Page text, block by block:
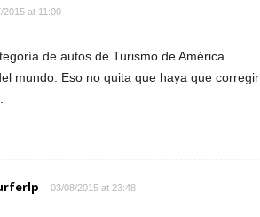
2015 at 11:00
de autos de Turismo de América
mundo. Eso no quita que haya que corregir
03/08/2015 at 23:48